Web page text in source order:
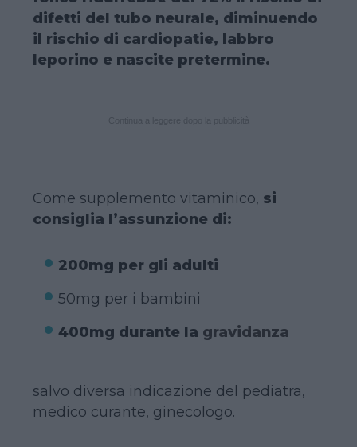
difetti del tubo neurale, diminuendo
il rischio di cardiopatie, labbro
leporino e nascite pretermine.
Come supplemento vitaminico, si
consiglia l’assunzione di:
200mg per gli adulti
50mg per i bambini
400mg durante la gravidanza
salvo diversa indicazione del pediatra,
medico curante, ginecologo.